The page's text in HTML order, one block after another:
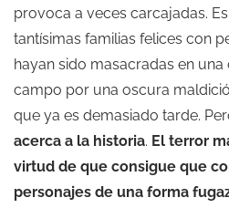
provoca a veces carcajadas.
tantísimas familias felices con
hayan sido masacradas en
campo por una oscura
que ya es demasiado tarde.
acerca a la historia. El terror
virtud de que consigue que
personajes de una forma